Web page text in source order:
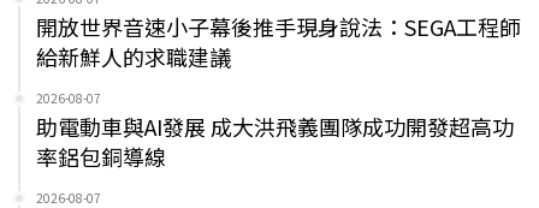
開放世界音速小子幕後推手現身說法：SEGA工程師
給新鮮人的求職建議
2026-08-07
助電動車與AI發展 成大洪飛義團隊成功開發超高功
率鋁包銅導線
2026-08-07